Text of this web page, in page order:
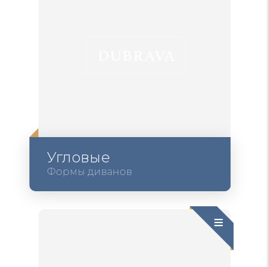
Угловые
Формы диванов